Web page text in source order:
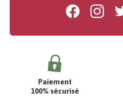
Facebook
Paiement
100% sécurisé